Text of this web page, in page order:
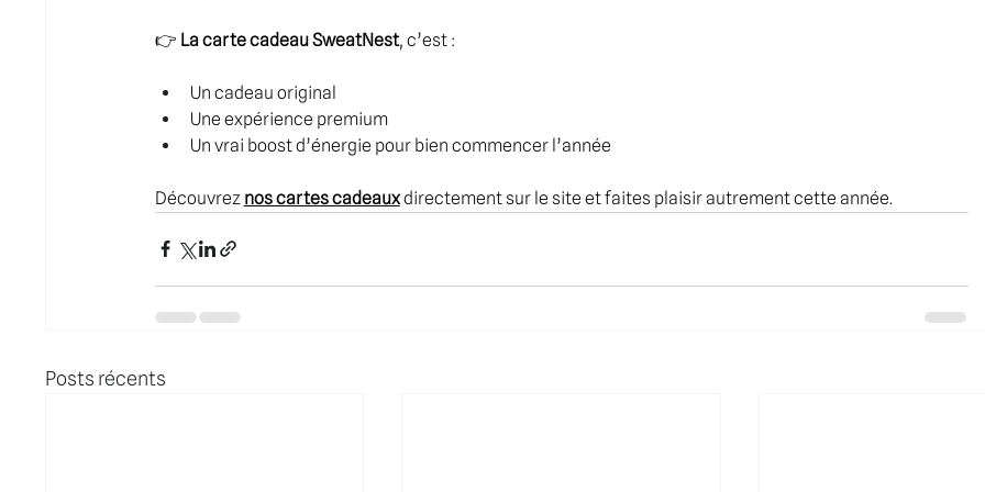
👉 La carte cadeau SweatNest, c’est :
Un cadeau original
Une expérience premium
Un vrai boost d’énergie pour bien commencer l’année
Découvrez nos cartes cadeaux directement sur le site et faites plaisir autrement cette année.
Posts récents